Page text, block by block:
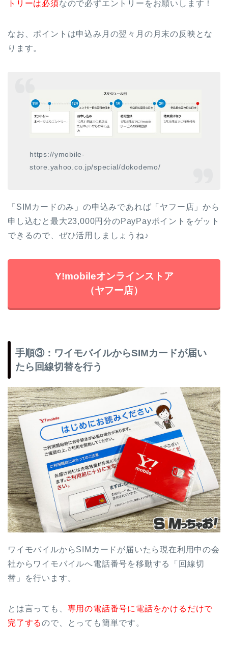
トリーは必須なので必ずエントリーをお願いします！
なお、ポイントは申込み月の翌々月の月末の反映とな
ります。
https://ymobile-
store.yahoo.co.jp/special/dokodemo/
「SIMカードのみ」の申込みであれば「ヤフー店」から
申し込むと最大23,000円分のPayPayポイントをゲット
できるので、ぜひ活用しましょうね♪
Y!mobileオンラインストア
（ヤフー店）
手順③：ワイモバイルからSIMカードが届い
たら回線切替を行う
ワイモバイルからSIMカードが届いたら現在利用中の会
社からワイモバイルへ電話番号を移動する「回線切
替」を行います。
とは言っても、 専用の電話番号に電話をかけるだけで
完了するので、とっても簡単です。